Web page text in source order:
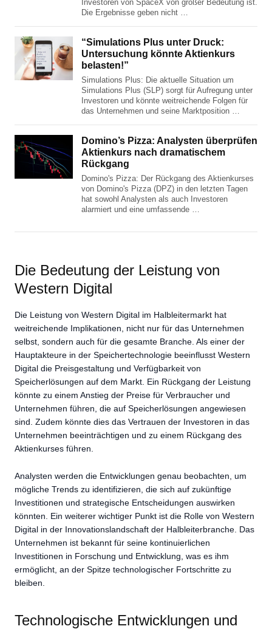
Investoren von SpaceX von großer Bedeutung ist.
Die Ergebnisse geben nicht …
“Simulations Plus unter Druck:
Untersuchung könnte Aktienkurs
belasten!”
Simulations Plus: Die aktuelle Situation um
Simulations Plus (SLP) sorgt für Aufregung unter
Investoren und könnte weitreichende Folgen für
das Unternehmen und seine Marktposition …
Domino’s Pizza: Analysten überprüfen
Aktienkurs nach dramatischem
Rückgang
Domino's Pizza: Der Rückgang des Aktienkurses
von Domino's Pizza (DPZ) in den letzten Tagen
hat sowohl Analysten als auch Investoren
alarmiert und eine umfassende …
Die Bedeutung der Leistung von
Western Digital
Die Leistung von Western Digital im Halbleitermarkt hat
weitreichende Implikationen, nicht nur für das Unternehmen
selbst, sondern auch für die gesamte Branche. Als einer der
Hauptakteure in der Speichertechnologie beeinflusst Western
Digital die Preisgestaltung und Verfügbarkeit von
Speicherlösungen auf dem Markt. Ein Rückgang der Leistung
könnte zu einem Anstieg der Preise für Verbraucher und
Unternehmen führen, die auf Speicherlösungen angewiesen
sind. Zudem könnte dies das Vertrauen der Investoren in das
Unternehmen beeinträchtigen und zu einem Rückgang des
Aktienkurses führen.
Analysten werden die Entwicklungen genau beobachten, um
mögliche Trends zu identifizieren, die sich auf zukünftige
Investitionen und strategische Entscheidungen auswirken
könnten. Ein weiterer wichtiger Punkt ist die Rolle von Western
Digital in der Innovationslandschaft der Halbleiterbranche. Das
Unternehmen ist bekannt für seine kontinuierlichen
Investitionen in Forschung und Entwicklung, was es ihm
ermöglicht, an der Spitze technologischer Fortschritte zu
bleiben.
Technologische Entwicklungen und